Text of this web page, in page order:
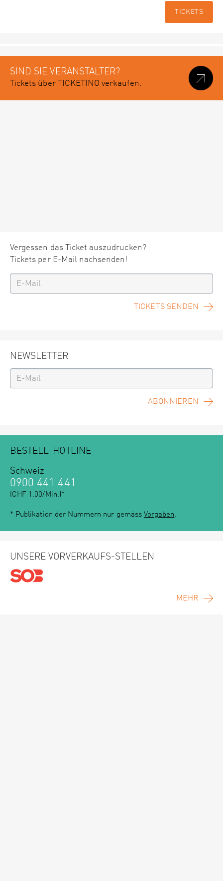
TICKETS
SIND SIE VERANSTALTER?
Tickets über TICKETINO verkaufen.
Vergessen das Ticket auszudrucken?
Tickets per E-Mail nachsenden!
TICKETS SENDEN
NEWSLETTER
ABONNIEREN
BESTELL-HOTLINE
Schweiz
0900 441 441
(CHF 1.00/Min.)*
* Publikation der Nummern nur gemäss Vorgaben.
UNSERE VORVERKAUFS-STELLEN
MEHR